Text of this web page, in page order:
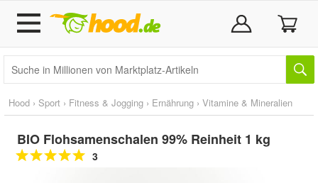
Hood › Sport › Fitness & Jogging › Ernährung › Vitamine & Mineralien
BIO Flohsamenschalen 99% Reinheit 1 kg
3